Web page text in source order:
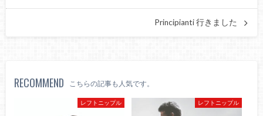
Principianti 行きました
RECOMMEND こちらの記事も人気です。
レフトニップル レフトニップル